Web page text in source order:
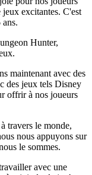
jeux excitantes. C'est
Hunter,
maintenant avec des
des jeux tels Disney
offrir à nos joueurs
travers le monde,
nous appuyons sur
le sommes.
avec une